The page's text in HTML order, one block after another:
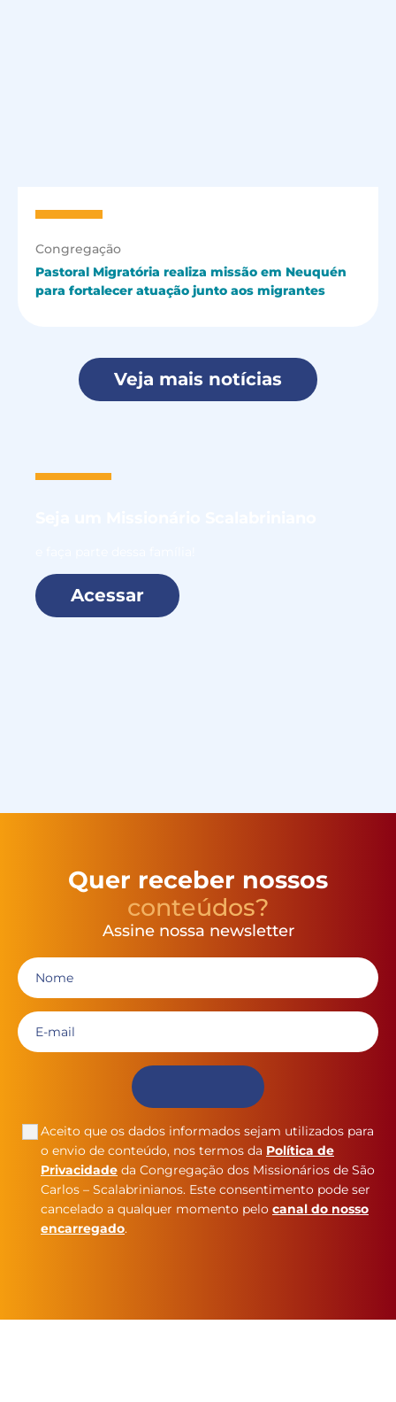
Congregação
Pastoral Migratória realiza missão em Neuquén
para fortalecer atuação junto aos migrantes
Veja mais notícias
Acessar
Quer receber nossos
conteúdos?
Assine nossa newsletter
Aceito que os dados informados sejam utilizados para
o envio de conteúdo, nos termos da Política de
Privacidade da Congregação dos Missionários de São
Carlos – Scalabrinianos. Este consentimento pode ser
cancelado a qualquer momento pelo canal do nosso
encarregado.